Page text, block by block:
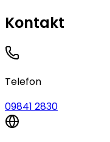
Kontakt
Telefon
09841 2830